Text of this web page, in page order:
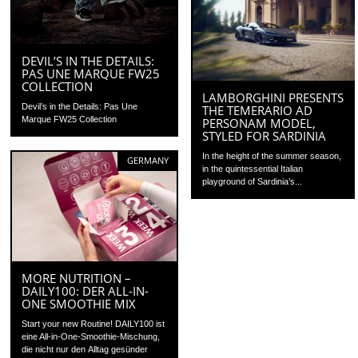
DEVIL’S IN THE DETAILS:
PAS UNE MARQUE FW25
COLLECTION
Devil’s in the Details: Pas Une
Marque FW25 Collection
LAMBORGHINI PRESENTS
THE TEMERARIO AD
PERSONAM MODEL,
STYLED FOR SARDINIA
In the height of the summer season,
in the quintessential Italian
playground of Sardinia’s...
GERMANY
MORE NUTRITION –
DAILY100: DER ALL-IN-
ONE SMOOTHIE MIX
Start your new Routine! DAILY100 ist
eine All-in-One-Smoothie-Mischung,
die nicht nur den Alltag gesünder